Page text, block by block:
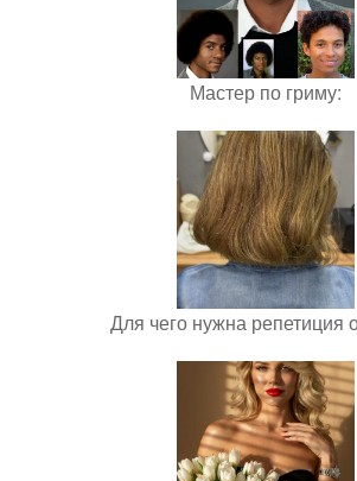
Мастер по гриму:
Для чего нужна репетиция